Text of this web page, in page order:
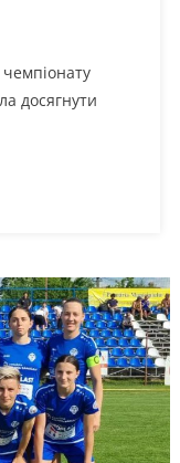
досягнути